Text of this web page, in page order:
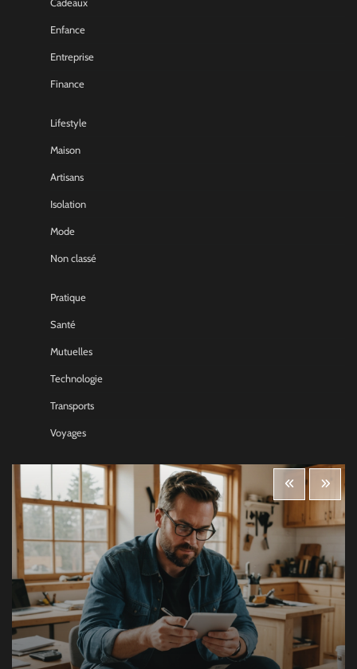
Cadeaux
Enfance
Entreprise
Finance
Lifestyle
Maison
Artisans
Isolation
Mode
Non classé
Pratique
Santé
Mutuelles
Technologie
Transports
Voyages